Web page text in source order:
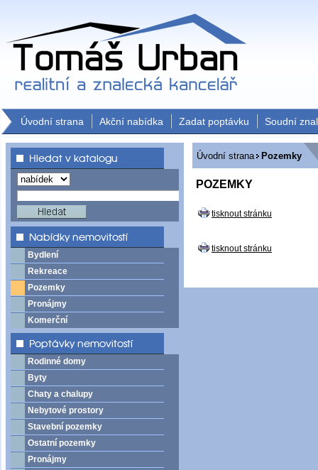
Úvodní strana Akční nabídka Zadat poptávku Soudní
Bydlení
Rekreace
Pozemky
Pronájmy
Komerční
Rodinné domy
Byty
Chaty a chalupy
Nebytové prostory
Stavební pozemky
Ostatní pozemky
Pronájmy
Úvodní strana Pozemky
POZEMKY
tisknout stránku
tisknout stránku